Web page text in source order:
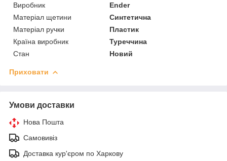
Виробник
Ender
Матеріал щетини
Синтетична
Матеріал ручки
Пластик
Країна виробник
Туреччина
Стан
Новий
Приховати
Умови доставки
Нова Пошта
Самовивіз
Доставка кур'єром по Харкову